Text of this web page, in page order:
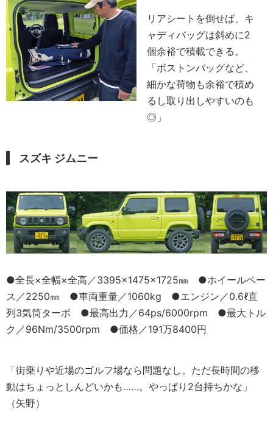
リアシートを倒せば、キ
ャディバッグは斜めに2
個余裕で積載できる。
「ボストンバッグなど、
細かな荷物も余裕で積め
るし取り出しやすいのも
◎」
スズキ ジムニー
●全長×全幅×全高／3395×1475×1725㎜ ●ホイールベー
ス／2250㎜ ●車両重量／1060kg ●エンジン／0.6ℓ直
列3気筒ターボ ●最高出力／64ps/6000rpm ●最大トル
ク／96Nm/3500rpm ●価格／191万8400円
「街乗りや近場のゴルフ場なら問題なし。ただ長時間の移
動はちょっとしんどいかも……。やっぱり2台持ちかな」
（矢野）